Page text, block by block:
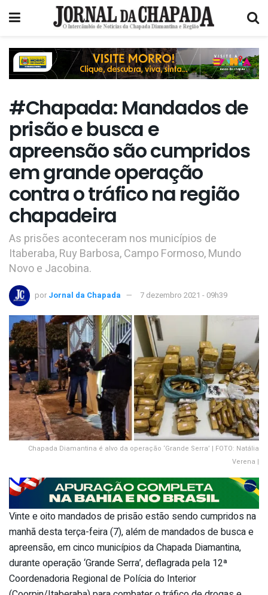
#Chapada: Mandados de
prisão e busca e
apreensão são cumpridos
em grande operação
contra o tráfico na região
chapadeira
As prisões aconteceram nos municípios de
Itaberaba, Ruy Barbosa, Campo Formoso, Mundo
Novo e Jacobina.
por Jornal da Chapada 7 dezembro 2021 - 09h39
Chapada Diamantina é alvo da operação ‘Grande Serra’ | FOTO: Natália
Verena |
Vinte e oito mandados de prisão estão sendo cumpridos na
manhã desta terça-feira (7), além de mandados de busca e
apreensão, em cinco municípios da Chapada Diamantina,
durante operação ‘Grande Serra’, deflagrada pela 12ª
Coordenadoria Regional de Polícia do Interior